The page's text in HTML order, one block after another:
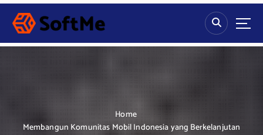
S
p
Home
Membangun Komunitas Mobil Indonesia yang Berkelanjutan